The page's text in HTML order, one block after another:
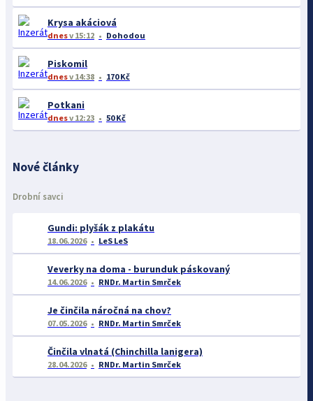
Krysa akáciová
dnesv 15:12 Dohodou
Piskomil
dnesv 14:38 170 Kč
Potkani
dnesv 12:23 50 Kč
Nové články
Drobní savci
Gundi: plyšák z plakátu
18.06.2026 LeS LeS
Veverky na doma - burunduk páskovaný
14.06.2026 RNDr. Martin Smrček
Je činčila náročná na chov?
07.05.2026 RNDr. Martin Smrček
Činčila vlnatá (Chinchilla lanigera)
28.04.2026 RNDr. Martin Smrček